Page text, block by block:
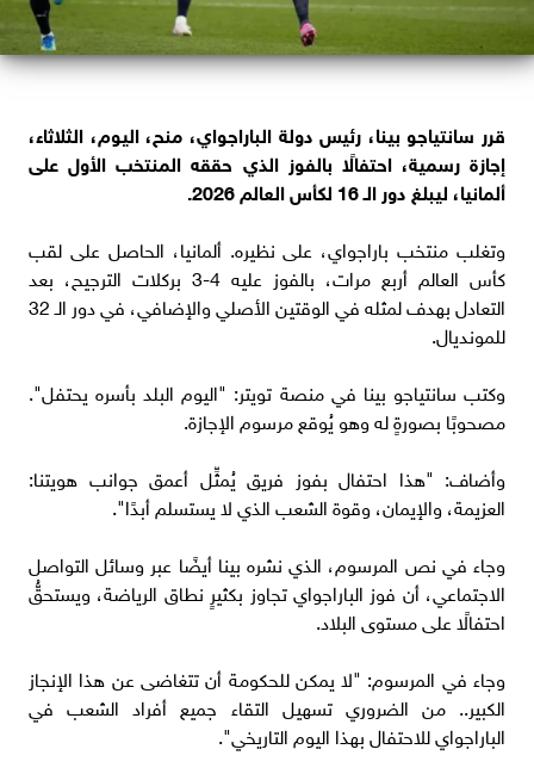
قرر سانتياجو بينا، رئيس دولة الباراجواي، منح، اليوم، الثلاثاء،
إجازة رسمية، احتفالًا بالفوز الذي حققه المنتخب الأول على
ألمانيا، ليبلغ دور الـ 16 لكأس العالم 2026.
وتغلب منتخب باراجواي، على نظيره. ألمانيا، الحاصل على لقب
كأس العالم أربع مرات، بالفوز عليه 4-3 بركلات ‌الترجيح، بعد
التعادل بهدف لمثله في الوقتين الأصلي والإضافي، في دور الـ 32
للمونديال.
وكتب سانتياجو بينا في منصة تويتر: "اليوم البلد بأسره يحتفل".
مصحوبًا بصورةٍ له وهو يُوقع مرسوم الإجازة.
وأضاف: "هذا احتفال بفوز فريق يُمثِّل أعمق جوانب ⁠هويتنا:
العزيمة، والإيمان، وقوة الشعب الذي ‌لا يستسلم ‌أبدًا".
وجاء في نص المرسوم، الذي نشره ‌بينا أيضًا عبر وسائل التواصل
الاجتماعي، ‌أن فوز الباراجواي تجاوز بكثيرٍ نطاق الرياضة، ويستحقُّ
احتفالًا على مستوى البلاد.
وجاء في المرسوم: "لا يمكن للحكومة أن تتغاضى عن ‌هذا الإنجاز
الكبير.. من الضروري تسهيل التقاء جميع أفراد الشعب في
⁠الباراجواي للاحتفال ⁠بهذا اليوم التاريخي".